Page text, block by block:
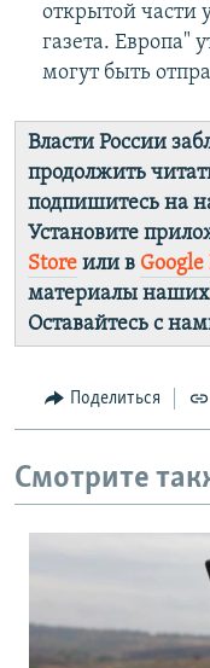
открытой части
газета. Европа"
могут быть
Власти России
продолжить
подпишитесь на
Установите
Store или в Google
материалы наших
Оставайтесь с
Поделиться
Смотрите